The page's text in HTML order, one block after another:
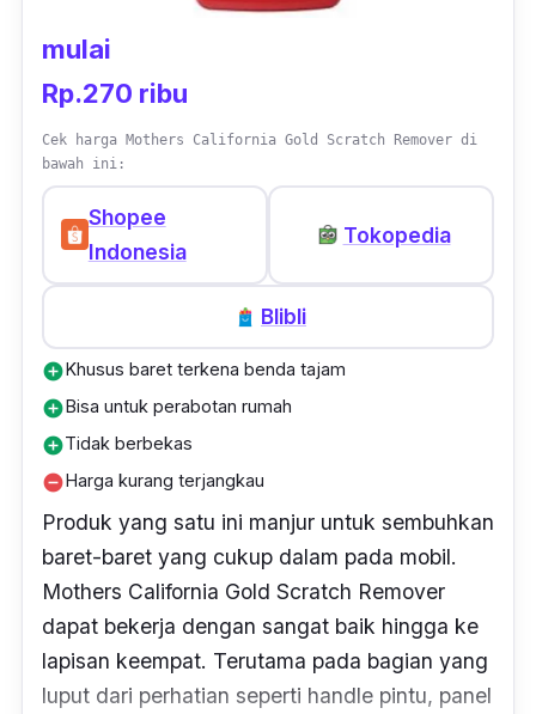
mulai
Rp.270 ribu
Cek harga Mothers California Gold Scratch Remover di
bawah ini:
Shopee
Indonesia
Tokopedia
Blibli
add_circleKhusus baret terkena benda tajam
add_circleBisa untuk perabotan rumah
add_circleTidak berbekas
remove_circleHarga kurang terjangkau
Produk yang satu ini manjur untuk sembuhkan
baret-baret yang cukup dalam pada mobil.
Mothers California Gold Scratch Remover
dapat bekerja dengan sangat baik hingga ke
lapisan keempat. Terutama pada bagian yang
luput dari perhatian seperti handle pintu, panel